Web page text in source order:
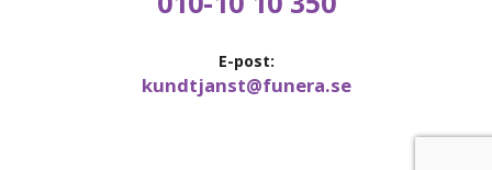
E-post:
kundtjanst@funera.se